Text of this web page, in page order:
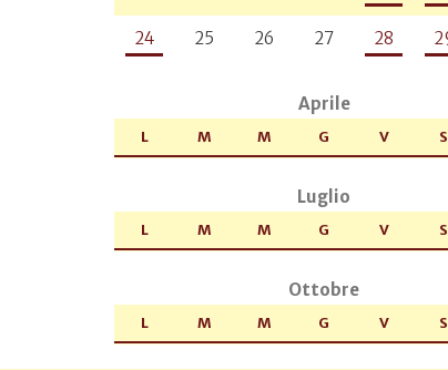
24 25 26 27 28
Aprile
L M M G V S
Luglio
L M M G V S
Ottobre
L M M G V S